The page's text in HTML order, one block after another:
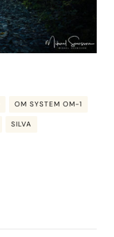
OM SYSTEM OM-1
SILVA